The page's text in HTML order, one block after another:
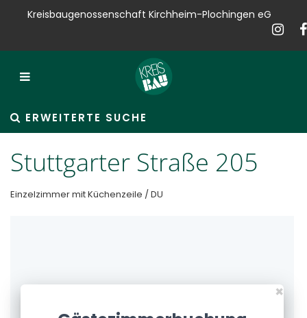
Bauen
Verwalten
Kreisbaugenossenschaft Kirchheim-Plochingen eG
ERWEITERTE SUCHE
Stuttgarter Straße 205
Einzelzimmer mit Küchenzeile / DU
×